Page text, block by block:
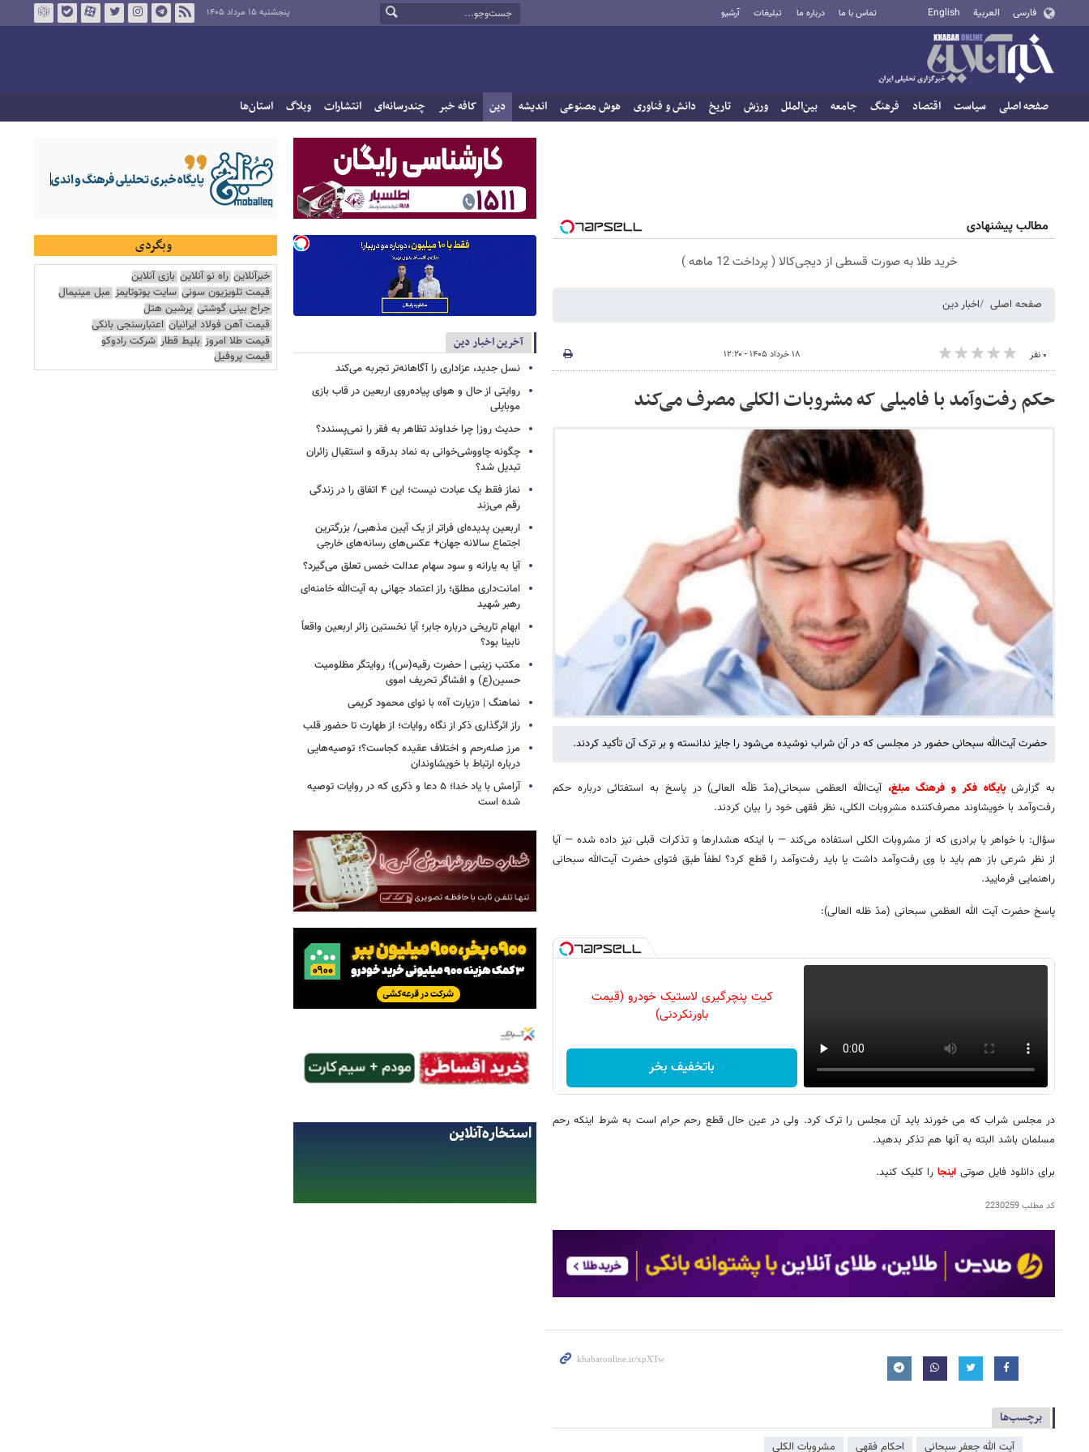
فارسی العربية English تماس با ما درباره ما تبلیغات آرشیو پنجشنبه ۱۵ مرداد ۱۴۰۵
صفحه اصلی سیاست اقتصاد فرهنگ جامعه بین‌الملل ورزش تاریخ دانش و فناوری هوش مصنوعی اندیشه دین کافه خبر چندرسانه‌ای انتشارات وبلاگ استان‌ها
مطالب پیشنهادی
خرید طلا به صورت قسطی از دیجی‌کالا ( پرداخت 12 ماهه )
صفحه اصلی اخبار دین
۰ نفر ۱۸ خرداد ۱۴۰۵ - ۱۲:۲۰
حکم رفت‌وآمد با فامیلی که مشروبات الکلی مصرف می‌کند
حضرت آیت‌الله سبحانی حضور در مجلسی که در آن شراب نوشیده می‌شود را جایز ندانسته و بر ترک آن تأکید کردند.
به گزارشپایگاه فکر و فرهنگ مبلغ، آیت‌الله العظمی سبحانی(مدّ ظلّه العالی) در پاسخ به استفتائی درباره حکم
رفت‌وآمد با خویشاوند مصرف‌کننده مشروبات الکلی، نظر فقهی خود را بیان کردند.
سؤال: با خواهر یا برادری که از مشروبات الکلی استفاده می‌کند — با اینکه هشدارها و تذکرات قبلی نیز داده شده — آیا
از نظر شرعی باز هم باید با وی رفت‌وآمد داشت یا باید رفت‌وآمد را قطع کرد؟ لطفاً طبق فتوای حضرت آیت‌الله سبحانی
راهنمایی فرمایید.
پاسخ حضرت آیت الله العظمی سبحانی (مدّ ظله العالی):
کیت پنچرگیری لاستیک خودرو (قیمت
باورنکردنی)
باتخفیف بخر
در مجلس شراب که می خورند باید آن مجلس را ترک کرد. ولی در عین حال قطع رحم حرام است به شرط اینکه رحم
مسلمان باشد البته به آنها هم تذکر بدهید.
برای دانلود فایل صوتی اینجا را کلیک کنید.
کد مطلب2230259
برچسب‌ها
آیت الله جعفر سبحانی احکام فقهی مشروبات الکلی
آخرین اخبار دین
نسل جدید، عزاداری را آگاهانه‌تر تجربه می‌کند
روایتی از حال و هوای پیاده‌روی اربعین در قاب بازی
موبایلی
حدیث روز| چرا خداوند تظاهر به فقر را نمی‌پسندد؟
چگونه چاووشی‌خوانی به نماد بدرقه و استقبال زائران
تبدیل شد؟
نماز فقط یک عبادت نیست؛ این ۴ اتفاق را در زندگی
رقم می‌زند
اربعین پدیده‌ای فراتر از یک آیین مذهبی/ بزرگترین
اجتماع سالانه جهان+ عکس‌های رسانه‌های خارجی
آیا به یارانه و سود سهام عدالت خمس تعلق می‌گیرد؟
امانت‌داری مطلق؛ راز اعتماد جهانی به آیت‌الله خامنه‌ای
رهبر شهید
ابهام تاریخی درباره جابر؛ آیا نخستین زائر اربعین واقعاً
نابینا بود؟
مکتب زینبی | حضرت رقیه(س)؛ روایتگر مظلومیت
حسین(ع) و افشاگر تحریف اموی
نماهنگ | «زیارت آه» با نوای محمود کریمی
راز اثرگذاری ذکر از نگاه روایات؛ از طهارت تا حضور قلب
مرز صله‌رحم و اختلاف عقیده کجاست؟؛ توصیه‌هایی
درباره ارتباط با خویشاوندان
آرامش با یاد خدا؛ ۵ دعا و ذکری که در روایات توصیه
شده است
وبگردی
خبرآنلاین راه نو آنلاین بازی آنلاین
قیمت تلویزیون سونی سایت یوتوتایمز مبل مینیمال
جراح بینی گوشتی پرشین هتل
قیمت آهن فولاد ایرانیان اعتبارسنجی بانکی
قیمت طلا امروز بلیط قطار شرکت رادوکو
قیمت پروفیل